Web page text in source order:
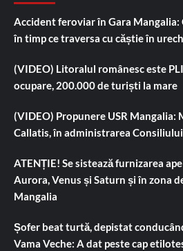
Accident feroviar în Gara Mangalia:
în timp ce traversa cu căștie în
(VIDEO) Litoralul românesc este
ocupare, 200.000 de turiști la mare
(VIDEO) Propunere USR Mangalia:
Callatis, în administrarea
ATENȚIE! Se sistează furnizarea
Aurora, Venus și Saturn și în zona
Mangalia
Șofer beat turtă, depistat
Vama Veche: A dat peste cap